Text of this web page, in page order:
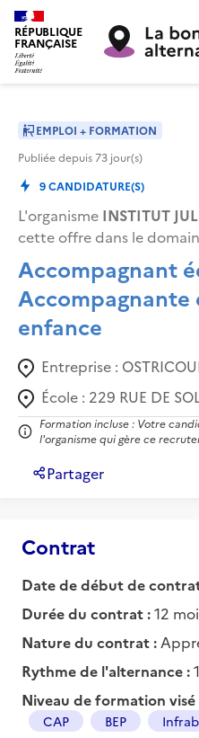
RÉPUBLIQUE
FRANÇAISE
EMPLOI + FORMATION
Publiée depuis73 jour(s)
9CANDIDATURE(S)
L'organisme INSTITUT
cette offre dans le
Accompagnant
enfance
Entreprise :
École : 229 RUE DE
Formation incluse : Votre
l'organisme qui gère ce
Partager
Contrat
Date de début de
Durée du contrat :12
Nature du contrat :
Rythme de l'alternance :
Niveau de formation
CAP BEP